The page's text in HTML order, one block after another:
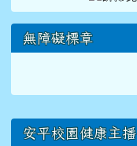
無障礙標章
右邊區域內容
安平校園健康主播